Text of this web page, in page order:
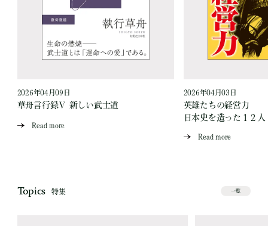
2026年04月09日
草舟言行録Ⅴ 新しい武士道
Read more
2026年04月03日
英雄たちの経営力
日本史を造った１２人
Read more
Topics 特集 一覧